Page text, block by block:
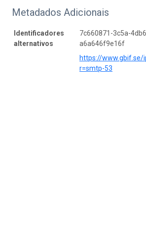
Metadados Adicionais
Identificadores
alternativos
7c660871-3c5a-
a6a646f9e16f
https://www.gbif.se/
r=smtp-53